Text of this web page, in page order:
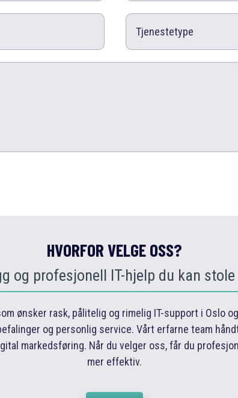
HVORFOR VELGE OSS?
og profesjonell IT-hjelp du kan stole
ønsker rask, pålitelig og rimelig IT-support i Oslo
og personlig service. Vårt erfarne team
markedsføring. Når du velger oss, får du
mer effektiv.